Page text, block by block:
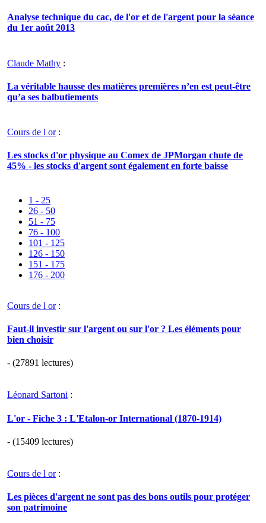
Analyse technique du cac, de l'or et de l'argent pour la séance
du 1er août 2013
Claude Mathy :
La véritable hausse des matières premières n’en est peut-être
qu’a ses balbutiements
Cours de l or:
Les stocks d'or physique au Comex de JPMorgan chute de
45% - les stocks d'argent sont également en forte baisse
1 - 25
26 - 50
51 - 75
76 - 100
101 - 125
126 - 150
151 - 175
176 - 200
Cours de l or:
Faut-il investir sur l'argent ou sur l'or ? Les éléments pour
bien choisir
- (27891 lectures)
Léonard Sartoni :
L'or - Fiche 3 : L'Etalon-or International (1870-1914)
- (15409 lectures)
Cours de l or:
Les pièces d'argent ne sont pas des bons outils pour protéger
son patrimoine